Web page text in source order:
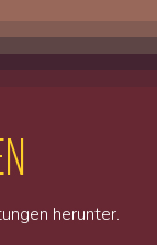
herunter.